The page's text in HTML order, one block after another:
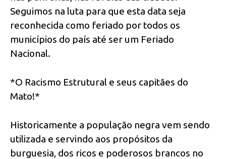
Seguimos na luta para que esta data seja
reconhecida como feriado por todos os
municípios do país até ser um Feriado
Nacional.
*O Racismo Estrutural e seus capitães do
Mato!*
Historicamente a população negra vem sendo
utilizada e servindo aos propósitos da
burguesia, dos ricos e poderosos brancos no